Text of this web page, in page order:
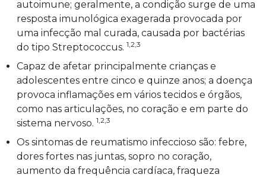
autoimune; geralmente, a condição surge de uma
resposta imunológica exagerada provocada por
uma infecção mal curada, causada por bactérias
do tipo Streptococcus. 1,2,3
Capaz de afetar principalmente crianças e
adolescentes entre cinco e quinze anos; a doença
provoca inflamações em vários tecidos e órgãos,
como nas articulações, no coração e em parte do
sistema nervoso. 1,2,3
Os sintomas de reumatismo infeccioso são: febre,
dores fortes nas juntas, sopro no coração,
aumento da frequência cardíaca, fraqueza